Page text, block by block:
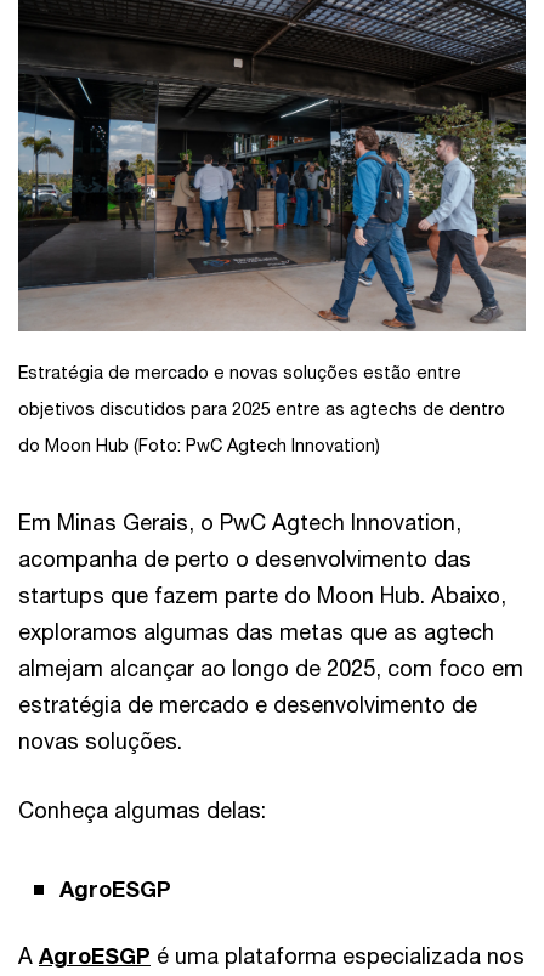
Estratégia de mercado e novas soluções estão entre
objetivos discutidos para 2025 entre as agtechs de dentro
do Moon Hub (Foto: PwC Agtech Innovation)
Em Minas Gerais, o PwC Agtech Innovation,
acompanha de perto o desenvolvimento das
startups que fazem parte do Moon Hub. Abaixo,
exploramos algumas das metas que as agtech
almejam alcançar ao longo de 2025, com foco em
estratégia de mercado e desenvolvimento de
novas soluções.
Conheça algumas delas:
AgroESGP
A AgroESGP é uma plataforma especializada nos